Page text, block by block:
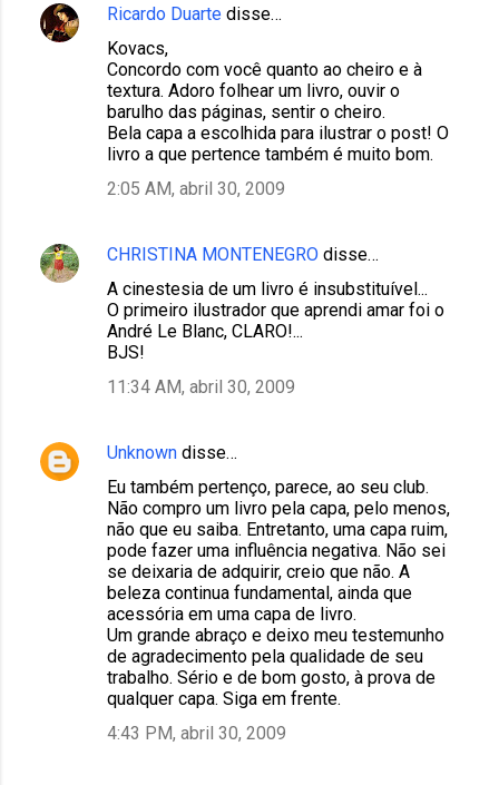
i
o
Ricardo Duarte disse…
Kovacs,
Concordo com você quanto ao cheiro e à
textura. Adoro folhear um livro, ouvir o
barulho das páginas, sentir o cheiro.
Bela capa a escolhida para ilustrar o post! O
livro a que pertence também é muito bom.
2:05 AM, abril 30, 2009
CHRISTINA MONTENEGRO disse…
A cinestesia de um livro é insubstituível...
O primeiro ilustrador que aprendi amar foi o
André Le Blanc, CLARO!...
BJS!
11:34 AM, abril 30, 2009
Unknown disse…
Eu também pertenço, parece, ao seu club.
Não compro um livro pela capa, pelo menos,
não que eu saiba. Entretanto, uma capa ruim,
pode fazer uma influência negativa. Não sei
se deixaria de adquirir, creio que não. A
beleza continua fundamental, ainda que
acessória em uma capa de livro.
Um grande abraço e deixo meu testemunho
de agradecimento pela qualidade de seu
trabalho. Sério e de bom gosto, à prova de
qualquer capa. Siga em frente.
4:43 PM, abril 30, 2009